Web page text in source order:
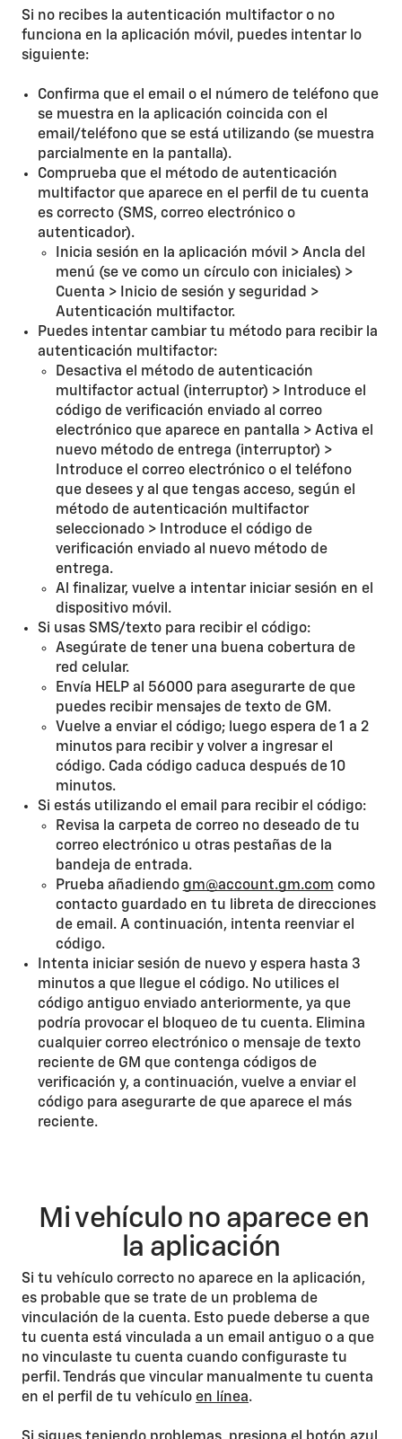
Si no recibes la autenticación multifactor o no
funciona en la aplicación móvil, puedes intentar lo
siguiente:
Confirma que el email o el número de teléfono que
se muestra en la aplicación coincida con el
email/teléfono que se está utilizando (se muestra
parcialmente en la pantalla).
Comprueba que el método de autenticación
multifactor que aparece en el perfil de tu cuenta
es correcto (SMS, correo electrónico o
autenticador).
Inicia sesión en la aplicación móvil > Ancla del
menú (se ve como un círculo con iniciales) >
Cuenta > Inicio de sesión y seguridad >
Autenticación multifactor.
Puedes intentar cambiar tu método para recibir la
autenticación multifactor:
Desactiva el método de autenticación
multifactor actual (interruptor) > Introduce el
código de verificación enviado al correo
electrónico que aparece en pantalla > Activa el
nuevo método de entrega (interruptor) >
Introduce el correo electrónico o el teléfono
que desees y al que tengas acceso, según el
método de autenticación multifactor
seleccionado > Introduce el código de
verificación enviado al nuevo método de
entrega.
Al finalizar, vuelve a intentar iniciar sesión en el
dispositivo móvil.
Si usas SMS/texto para recibir el código:
Asegúrate de tener una buena cobertura de
red celular.
Envía HELP al 56000 para asegurarte de que
puedes recibir mensajes de texto de GM.
Vuelve a enviar el código; luego espera de 1 a 2
minutos para recibir y volver a ingresar el
código. Cada código caduca después de 10
minutos.
Si estás utilizando el email para recibir el código:
Revisa la carpeta de correo no deseado de tu
correo electrónico u otras pestañas de la
bandeja de entrada.
Prueba añadiendo gm@account.gm.com como
contacto guardado en tu libreta de direcciones
de email. A continuación, intenta reenviar el
código.
Intenta iniciar sesión de nuevo y espera hasta 3
minutos a que llegue el código. No utilices el
código antiguo enviado anteriormente, ya que
podría provocar el bloqueo de tu cuenta. Elimina
cualquier correo electrónico o mensaje de texto
reciente de GM que contenga códigos de
verificación y, a continuación, vuelve a enviar el
código para asegurarte de que aparece el más
reciente.
Mi vehículo no aparece en
la aplicación
Si tu vehículo correcto no aparece en la aplicación,
es probable que se trate de un problema de
vinculación de la cuenta. Esto puede deberse a que
tu cuenta está vinculada a un email antiguo o a que
no vinculaste tu cuenta cuando configuraste tu
perfil. Tendrás que vincular manualmente tu cuenta
en el perfil de tu vehículo en línea.